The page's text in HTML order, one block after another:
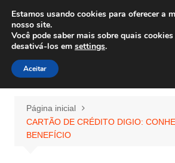
para
conteúdo
Wiley Wales
corais algas e vida marinha
Página inicial
CARTÃO DE CRÉDITO DIGIO:
BENEFÍCIO
Estamos usando cookies para oferecer a
nosso site.
Você pode saber mais sobre quais
desativá-los em settings.
Aceitar